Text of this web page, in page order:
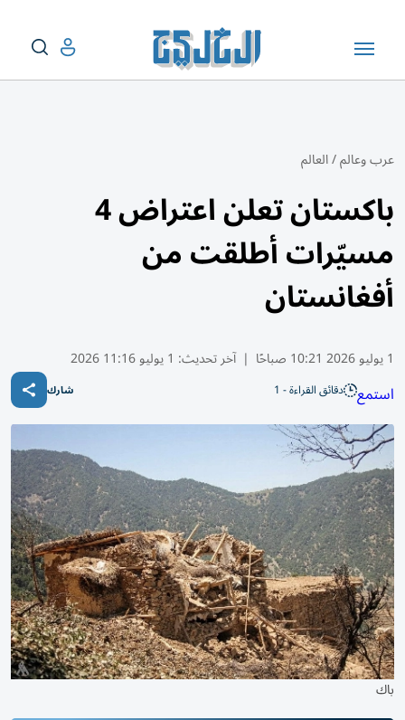
عرب وعالم/العالم
باكستان تعلن اعتراض 4
مسيّرات أطلقت من
أفغانستان
1 يوليو 2026 10:21 صباحًا | آخر تحديث: 1 يوليو 11:16 2026
استمع دقائق القراءة - 1 شارك
باك